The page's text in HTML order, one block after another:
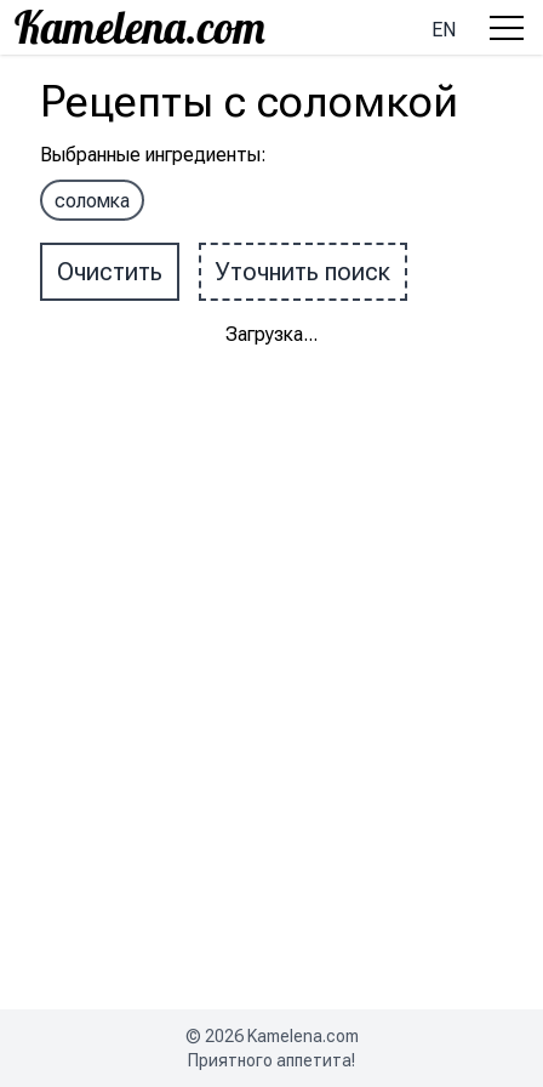
EN
Рецепты с соломкой
Выбранные ингредиенты:
соломка
Очистить Уточнить поиск
Загрузка...
© 2026 Kamelena.com
Приятного аппетита!